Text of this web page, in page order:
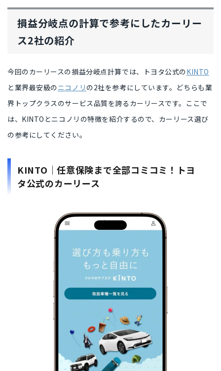
損益分岐点の計算で参考にしたカーリー
ス2社の紹介
今回のカーリースの損益分岐点計算では、 トヨタ公式のKINTO
と業界最安級のニコノリ の2社を参考にしています。 どちらも業
界トップクラスのサービス品質を誇るカーリースです。ここで
は、KINTOとニコノリの特徴を紹介するので、カーリース選び
の参考にしてください。
KINTO｜任意保険まで全部コミコミ！トヨ
タ公式のカーリース